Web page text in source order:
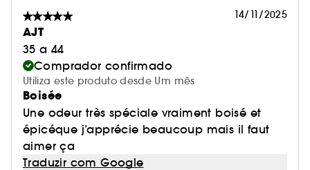
14/11/2025
AJT
35 a 44
Comprador confirmado
Utiliza este produto desde Um mês
Boisée
Une odeur très spéciale vraiment boisé et
épicéque j’apprécie beaucoup mais il faut
aimer ça
Traduzir com Google